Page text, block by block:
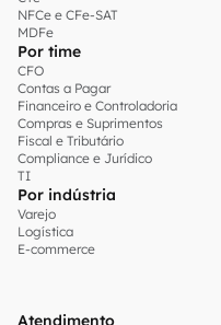
NFCe e CFe-SAT
MDFe
Por time
CFO
Contas a Pagar
Financeiro e Controladoria
Compras e Suprimentos
Fiscal e Tributário
Compliance e Jurídico
TI
Por indústria
Varejo
Logística
E-commerce
Atendimento